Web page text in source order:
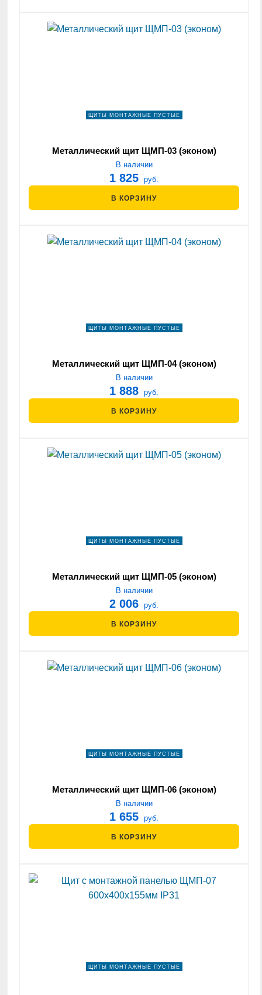
ЩИТЫ МОНТАЖНЫЕ ПУСТЫЕ
Металлический щит ЩМП-03 (эконом)
В наличии
1 825 руб.
В КОРЗИНУ
ЩИТЫ МОНТАЖНЫЕ ПУСТЫЕ
Металлический щит ЩМП-04 (эконом)
В наличии
1 888 руб.
В КОРЗИНУ
ЩИТЫ МОНТАЖНЫЕ ПУСТЫЕ
Металлический щит ЩМП-05 (эконом)
В наличии
2 006 руб.
В КОРЗИНУ
ЩИТЫ МОНТАЖНЫЕ ПУСТЫЕ
Металлический щит ЩМП-06 (эконом)
В наличии
1 655 руб.
В КОРЗИНУ
ЩИТЫ МОНТАЖНЫЕ ПУСТЫЕ